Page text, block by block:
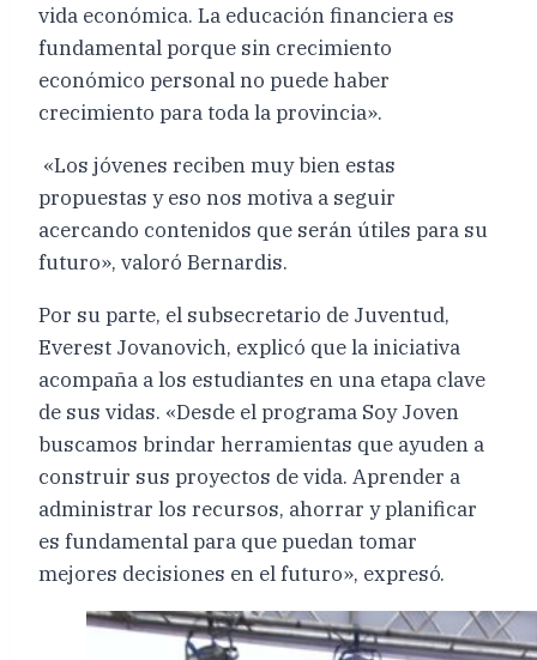
vida económica. La educación financiera es
fundamental porque sin crecimiento
económico personal no puede haber
crecimiento para toda la provincia».
«Los jóvenes reciben muy bien estas
propuestas y eso nos motiva a seguir
acercando contenidos que serán útiles para su
futuro», valoró Bernardis.
Por su parte, el subsecretario de Juventud,
Everest Jovanovich, explicó que la iniciativa
acompaña a los estudiantes en una etapa clave
de sus vidas. «Desde el programa Soy Joven
buscamos brindar herramientas que ayuden a
construir sus proyectos de vida. Aprender a
administrar los recursos, ahorrar y planificar
es fundamental para que puedan tomar
mejores decisiones en el futuro», expresó.